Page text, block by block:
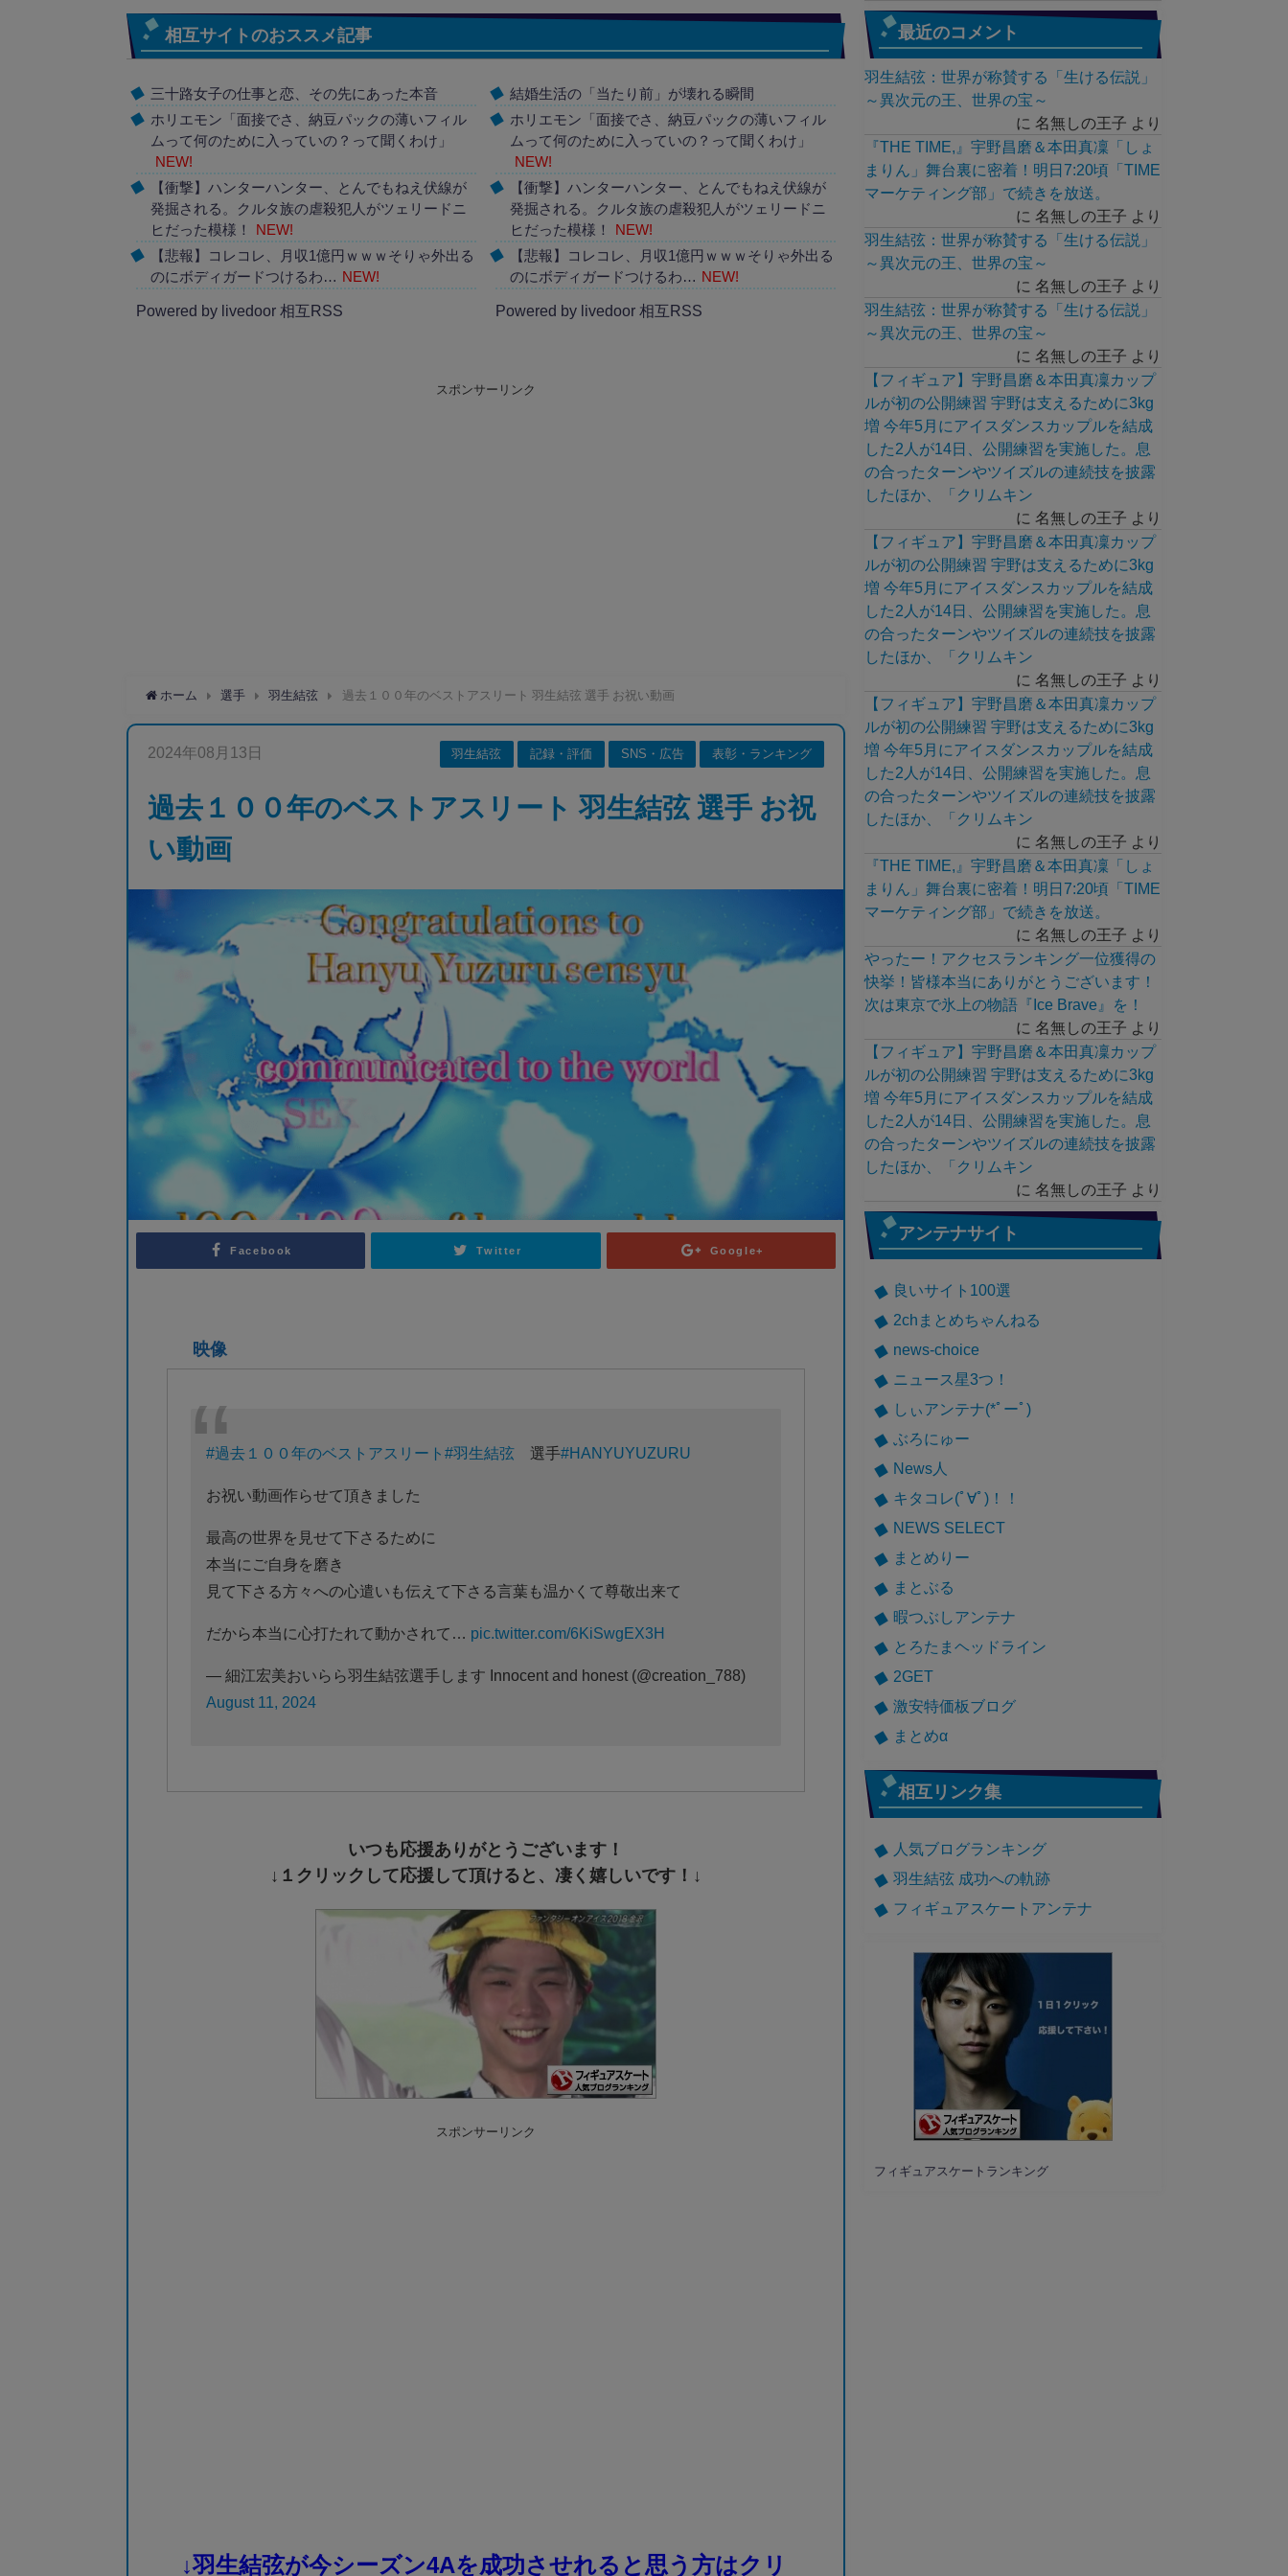
相互サイトのおススメ記事
三十路女子の仕事と恋、その先にあった本音
ホリエモン「面接でさ、納豆パックの薄いフィル
ムって何のために入っていの？って聞くわけ」
NEW!
【衝撃】ハンターハンター、とんでもねえ伏線が
発掘される。クルタ族の虐殺犯人がツェリードニ
ヒだった模様！
NEW!
【悲報】コレコレ、月収1億円ｗｗｗそりゃ外出る
のにボディガードつけるわ… NEW!
Powered by livedoor 相互RSS
結婚生活の「当たり前」が壊れる瞬間
ホリエモン「面接でさ、納豆パックの薄いフィル
ムって何のために入っていの？って聞くわけ」
NEW!
【衝撃】ハンターハンター、とんでもねえ伏線が
発掘される。クルタ族の虐殺犯人がツェリードニ
ヒだった模様！
NEW!
【悲報】コレコレ、月収1億円ｗｗｗそりゃ外出る
のにボディガードつけるわ… NEW!
Powered by livedoor 相互RSS
スポンサーリンク
ホーム 選手 羽生結弦 過去１００年のベストアスリート 羽生結弦 選手 お祝い動画
2024年08月13日 羽生結弦 記録・評価 SNS・広告 表彰・ランキング
過去１００年のベストアスリート 羽生結弦 選手 お祝
い動画
Facebook Twitter Google+
映像
#過去１００年のベストアスリート #羽生結弦 選手#HANYUYUZURU
お祝い動画作らせて頂きました
最高の世界を見せて下さるために
本当にご自身を磨き
見て下さる方々への心遣いも伝えて下さる言葉も温かくて尊敬出来て
だから本当に心打たれて動かされて… pic.twitter.com/6KiSwgEX3H
— 細江宏美おいらら羽生結弦選手します Innocent and honest (@creation_788)
August 11, 2024
いつも応援ありがとうございます！
↓１クリックして応援して頂けると、凄く嬉しいです！↓
スポンサーリンク
↓羽生結弦が今シーズン4Aを成功させれると思う方はクリ
最近のコメント
羽生結弦：世界が称賛する「生ける伝説」
～異次元の王、世界の宝～
に 名無しの王子 より
『THE TIME,』宇野昌磨＆本田真凜「しょ
まりん」舞台裏に密着！明日7:20頃「TIME
マーケティング部」で続きを放送。
に 名無しの王子 より
羽生結弦：世界が称賛する「生ける伝説」
～異次元の王、世界の宝～
に 名無しの王子 より
羽生結弦：世界が称賛する「生ける伝説」
～異次元の王、世界の宝～
に 名無しの王子 より
【フィギュア】宇野昌磨＆本田真凜カップ
ルが初の公開練習 宇野は支えるために3kg
増 今年5月にアイスダンスカップルを結成
した2人が14日、公開練習を実施した。息
の合ったターンやツイズルの連続技を披露
したほか、「クリムキン
に 名無しの王子 より
【フィギュア】宇野昌磨＆本田真凜カップ
ルが初の公開練習 宇野は支えるために3kg
増 今年5月にアイスダンスカップルを結成
した2人が14日、公開練習を実施した。息
の合ったターンやツイズルの連続技を披露
したほか、「クリムキン
に 名無しの王子 より
【フィギュア】宇野昌磨＆本田真凜カップ
ルが初の公開練習 宇野は支えるために3kg
増 今年5月にアイスダンスカップルを結成
した2人が14日、公開練習を実施した。息
の合ったターンやツイズルの連続技を披露
したほか、「クリムキン
に 名無しの王子 より
『THE TIME,』宇野昌磨＆本田真凜「しょ
まりん」舞台裏に密着！明日7:20頃「TIME
マーケティング部」で続きを放送。
に 名無しの王子 より
やったー！アクセスランキング一位獲得の
快挙！皆様本当にありがとうございます！
次は東京で氷上の物語『Ice Brave』を！
に 名無しの王子 より
【フィギュア】宇野昌磨＆本田真凜カップ
ルが初の公開練習 宇野は支えるために3kg
増 今年5月にアイスダンスカップルを結成
した2人が14日、公開練習を実施した。息
の合ったターンやツイズルの連続技を披露
したほか、「クリムキン
に 名無しの王子 より
アンテナサイト
良いサイト100選
2chまとめちゃんねる
news-choice
ニュース星3つ！
しぃアンテナ(*ﾟーﾟ)
ぶろにゅー
News人
キタコレ(ﾟ∀ﾟ)！！
NEWS SELECT
まとめりー
まとぶる
暇つぶしアンテナ
とろたまヘッドライン
2GET
激安特価板ブログ
まとめα
相互リンク集
人気ブログランキング
羽生結弦 成功への軌跡
フィギュアスケートアンテナ
フィギュアスケートランキング